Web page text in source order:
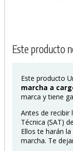
Este producto
Este producto
marcha a
marca y tiene
Antes de recibir
Técnica (SAT)
Ellos te harán
marcha. Te